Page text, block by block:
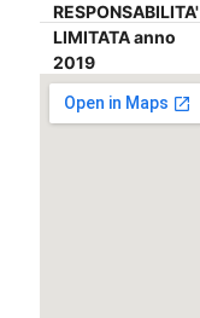
RESPONSABILITA'
LIMITATA anno
2019